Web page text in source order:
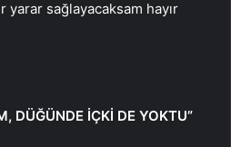
sağlayacaksam hayır
DÜĞÜNDE İÇKİ DE YOKTU”